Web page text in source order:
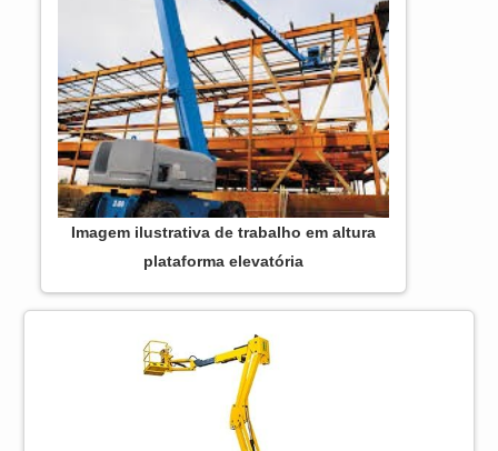
Imagem ilustrativa de trabalho em altura
plataforma elevatória